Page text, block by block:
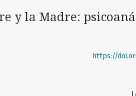
y la Madre:
https://